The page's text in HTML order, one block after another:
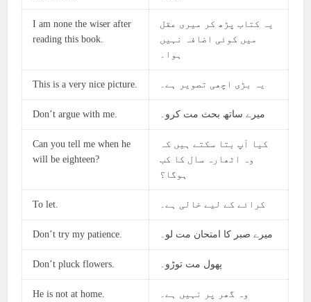
I am none the wiser after
reading this book.
یہ کتاب پڑھ کر میری عقل
میں کوئی اضافہ نہیں
ہوا۔
This is a very nice picture. یہ بڑی اچھی تصویر ہے۔
Don’t argue with me. میرے ساتھ بحث مت کرو۔
Can you tell me when he
will be eighteen?
کیا آپ بتا سکتے ہیں کہ
وہ اٹھارہ سال کا کب
ہوگا؟
To let. کرائے کے لیے خالی ہے۔
Don’t try my patience. میرے صبر کا امتحان مت لو۔
Don’t pluck flowers. پھول مت توڑو۔
He is not at home. وہ گھر پر نہیں ہے۔